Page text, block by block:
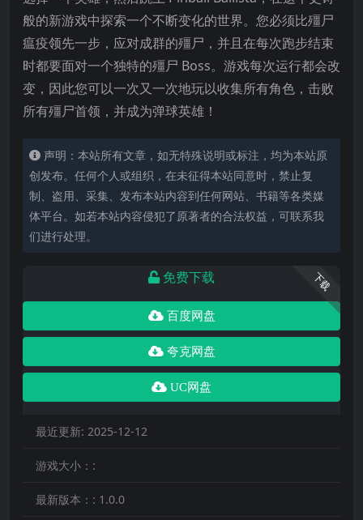
般的新游戏中探索一个不断变化的世界。您必须比殭尸
瘟疫领先一步，应对成群的殭尸，并且在每次跑步结束
时都要面对一个独特的殭尸 Boss。游戏每次运行都会改
变，因此您可以一次又一次地玩以收集所有角色，击败
所有殭尸首领，并成为弹球英雄！
声明：本站所有文章，如无特殊说明或标注，均为本站原
创发布。任何个人或组织，在未征得本站同意时，禁止复
制、盗用、采集、发布本站内容到任何网站、书籍等各类媒
体平台。如若本站内容侵犯了原著者的合法权益，可联系我
们进行处理。
下载
免费下载
百度网盘
夸克网盘
UC网盘
最近更新: 2025-12-12
游戏大小：:
最新版本：: 1.0.0